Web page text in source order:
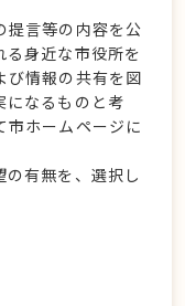
提言等の内容を公
る身近な市役所を
び情報の共有を図
になるものと考
市ホームページに
有無を、選択し